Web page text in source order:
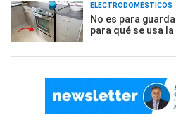
ELECTRODOMÉSTICOS
No es para
para qué se usa